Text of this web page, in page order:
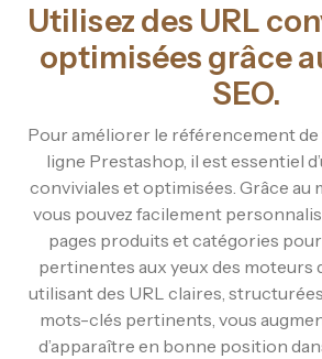
Utilisez des URL
optimisées grâce
SEO.
Pour améliorer le référencement
ligne Prestashop, il est essentiel
conviviales et optimisées. Grâce au
vous pouvez facilement
pages produits et catégories
pertinentes aux yeux des moteurs
utilisant des URL claires,
mots-clés pertinents, vous
d’apparaître en bonne position